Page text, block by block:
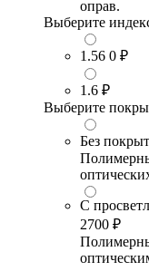
оправ.
Выберите
1.56 0 ₽
1.6 ₽
Выберите
Без
С
2700 ₽